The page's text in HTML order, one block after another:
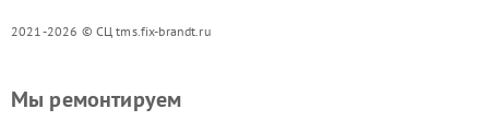
2021-2026 © СЦ tms.fix-brandt.ru
Мы ремонтируем